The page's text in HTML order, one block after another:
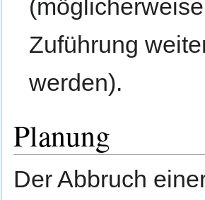
Zuführung
werden).
Planung
Der Abbruch